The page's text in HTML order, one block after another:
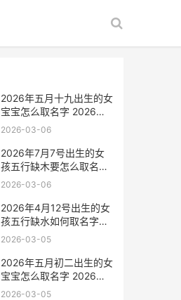
2026年五月十九出生的女
宝宝怎么取名字 2026年
五月十九日安徽省黄山市
2026-03-06
2026年7月7号出生的女
孩五行缺木要怎么取名字
2026年7月7日是农历几
2026-03-06
2026年4月12号出生的女
孩五行缺水如何取名字
2026年4月12号阴历是多
2026-03-05
2026年五月初二出生的女
宝宝怎么取名字 2026年
五月初二猪男命最忌讳三
2026-03-05